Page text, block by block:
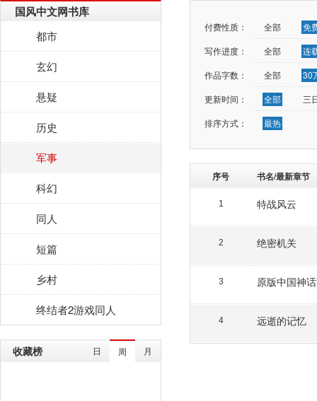
国风中文网书库
都市
玄幻
悬疑
历史
军事
科幻
同人
短篇
乡村
终结者2游戏同人
收藏榜 日 周 月
付费性质： 全部
免
写作进度：
全部
连
作品字数：
全部
30
更新时间：
全部
三
排序方式：
最热
序号 书名/最新章节
1 特战风云
2 绝密机关
3 原版中国神
4 远逝的记忆